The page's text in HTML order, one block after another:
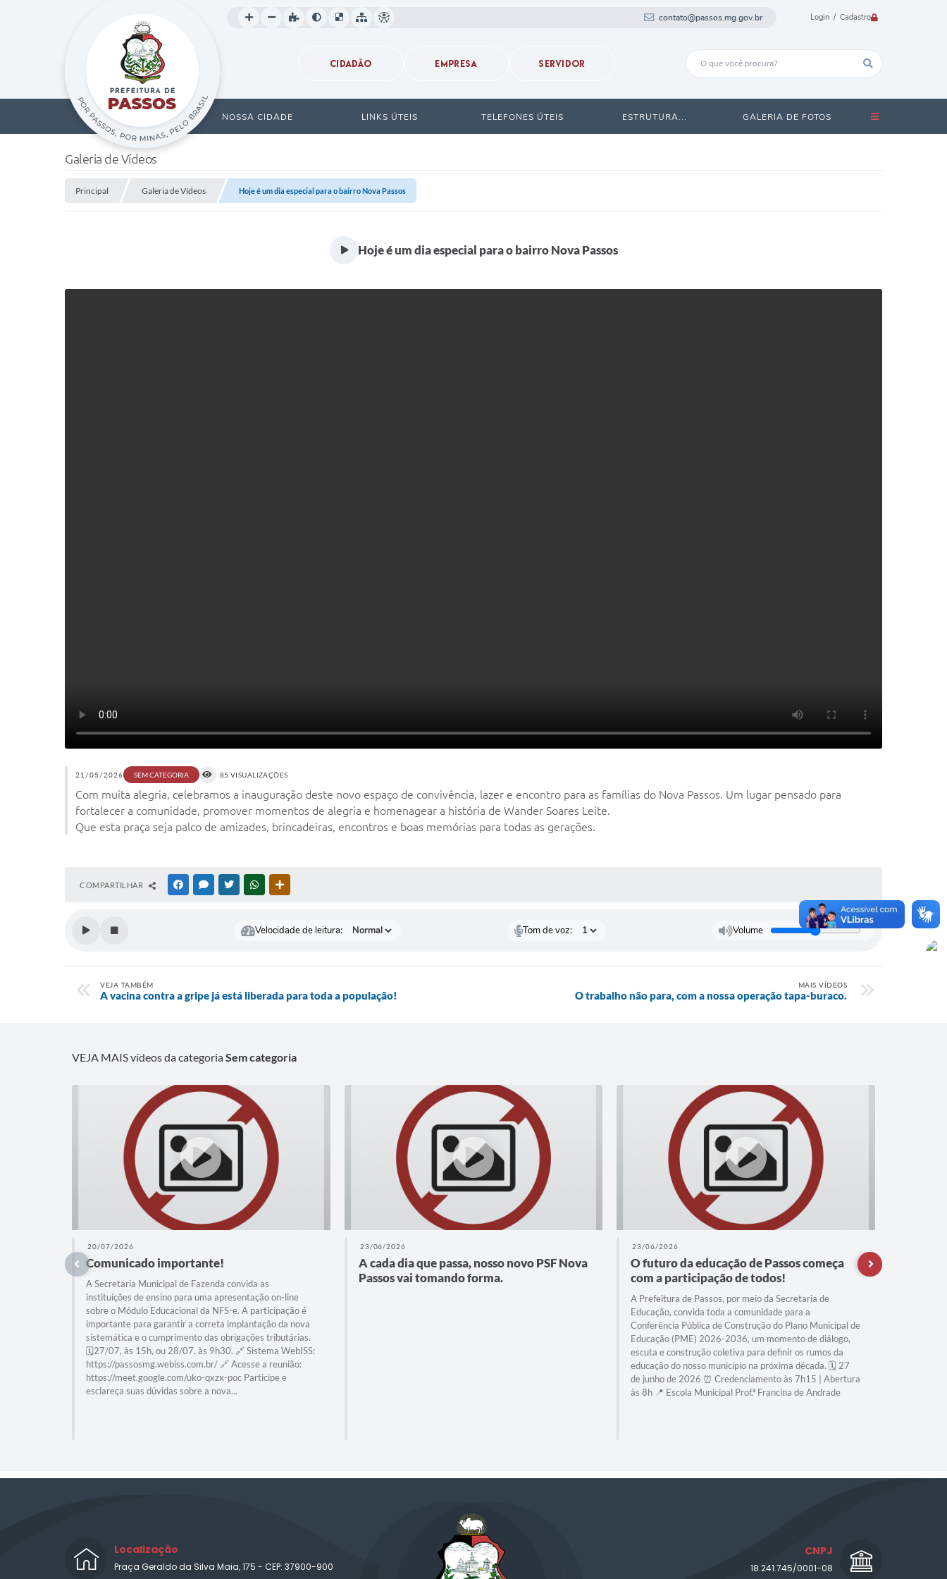
Login / Cadastro
contato@passos.mg.gov.br
CIDADÃO EMPRESA SERVIDOR
NOSSA CIDADE LINKS ÚTEIS TELEFONES ÚTEIS ESTRUTURA... GALERIA DE FOTOS
Galeria de Vídeos
Principal Galeria de Vídeos Hoje é um dia especial para o bairro Nova Passos
Hoje é um dia especial para o bairro Nova Passos
21/05/2026 SEM CATEGORIA 85 VISUALIZAÇÕES
Com muita alegria, celebramos a inauguração deste novo espaço de convivência, lazer e encontro para as famílias do Nova Passos. Um lugar pensado para
fortalecer a comunidade, promover momentos de alegria e homenagear a história de Wander Soares Leite.
Que esta praça seja palco de amizades, brincadeiras, encontros e boas memórias para todas as gerações.
COMPARTILHAR FACEBOOKMESSENGER
TWITTERWHATSAPP
Velocidade de leitura: Tom de voz: Volume
VEJA TAMBÉM
A vacina contra a gripe já está liberada para toda a população!
MAIS VÍDEOS
O trabalho não para, com a nossa operação tapa-buraco.
VEJA MAIS vídeos da categoriaSem categoria
20/07/2026
Comunicado importante!
A Secretaria Municipal de Fazenda convida as
instituições de ensino para uma apresentação on-line
sobre o Módulo Educacional da NFS-e. A participação é
importante para garantir a correta implantação da nova
sistemática e o cumprimento das obrigações tributárias.
🗓️27/07, às 15h, ou 28/07, às 9h30. 🔗 Sistema WebISS:
https://passosmg.webiss.com.br/ 🔗 Acesse a reunião:
https://meet.google.com/uko-qxzx-poc Participe e
esclareça suas dúvidas sobre a nova...
23/06/2026
A cada dia que passa, nosso novo PSF Nova
Passos vai tomando forma.
23/06/2026
O futuro da educação de Passos começa
com a participação de todos!
A Prefeitura de Passos, por meio da Secretaria de
Educação, convida toda a comunidade para a
Conferência Pública de Construção do Plano Municipal de
Educação (PME) 2026-2036, um momento de diálogo,
escuta e construção coletiva para definir os rumos da
educação do nosso município na próxima década. 🗓️ 27
de junho de 2026 ⏰ Credenciamento às 7h15 | Abertura
às 8h 📍 Escola Municipal Prof.ª Francina de Andrade
Localização
Praça Geraldo da Silva Maia, 175 - CEP: 37900-900
CNPJ
18.241.745/0001-08